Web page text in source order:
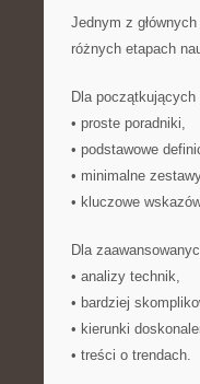
Jednym z
różnych etapach
Dla początkujących
• proste poradniki,
• podstawowe
• minimalne
• kluczowe
Dla
• analizy technik,
• bardziej
• kierunki
• treści o trendach.